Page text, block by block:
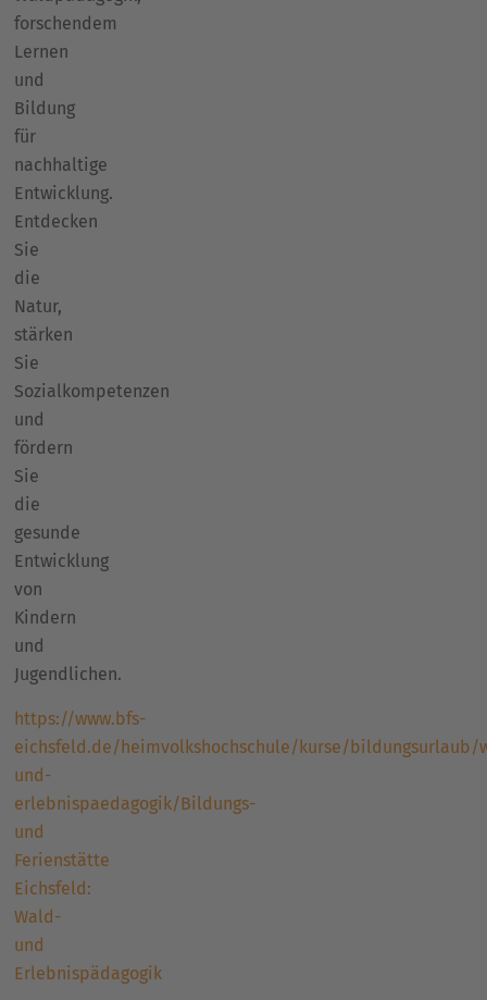
forschendem
Lernen
und
Bildung
für
nachhaltige
Entwicklung.
Entdecken
Sie
die
Natur,
stärken
Sie
Sozialkompetenzen
und
fördern
Sie
die
gesunde
Entwicklung
von
Kindern
und
Jugendlichen.
https://www.bfs-
eichsfeld.de/heimvolkshochschule/kurse/bildungsurlaub/
und-
erlebnispaedagogik/Bildungs-
und
Ferienstätte
Eichsfeld:
Wald-
und
Erlebnispädagogik